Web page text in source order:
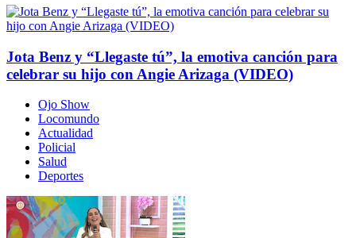
Jota Benz y “Llegaste tú”, la emotiva canción para
celebrar su hijo con Angie Arizaga (VIDEO)
Ojo Show
Locomundo
Actualidad
Policial
Salud
Deportes